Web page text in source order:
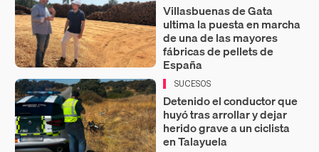
Villasbuenas de Gata
ultima la puesta en marcha
de una de las mayores
fábricas de pellets de
España
SUCESOS
Detenido el conductor que
huyó tras arrollar y dejar
herido grave a un ciclista
en Talayuela